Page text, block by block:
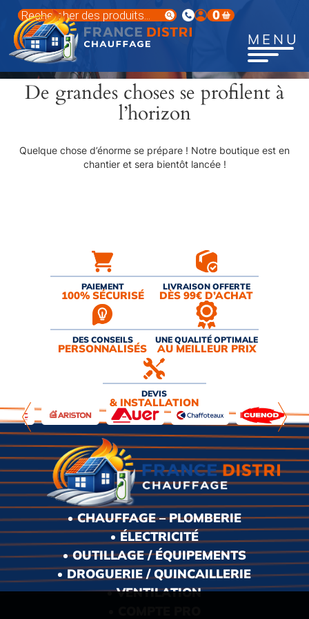
contenu
principal
Recherche
de
produits
0
MENU
De grandes choses se profilent à
l’horizon
Quelque chose d’énorme se prépare ! Notre boutique est en
chantier et sera bientôt lancée !
PAIEMENT
100% SÉCURISÉ
LIVRAISON OFFERTE
DÈS 99€ D’ACHAT
DES CONSEILS
PERSONNALISÉS
UNE QUALITÉ OPTIMALE
AU MEILLEUR PRIX
DEVIS
& INSTALLATION
CHAUFFAGE – PLOMBERIE
ÉLECTRICITÉ
OUTILLAGE / ÉQUIPEMENTS
DROGUERIE / QUINCAILLERIE
VENTILATION